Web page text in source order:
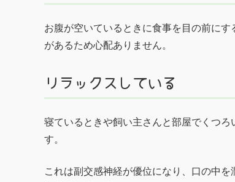
お腹が空いているときに食事を目の前にす
があるため心配ありません。
リラックスしている
寝ているときや飼い主さんと部屋でくつ
す。
これは副交感神経が優位になり、口の中